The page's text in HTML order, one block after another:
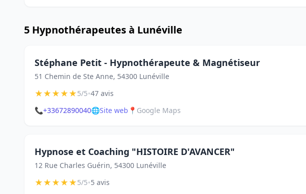
5 Hypnothérapeutes à Lunéville
Stéphane Petit - Hypnothérapeute & Magnétiseur
51 Chemin de Ste Anne, 54300 Lunéville
★★★★★5/5•47 avis
📞+33672890040🌐Site web 📍 Google Maps
Hypnose et Coaching "HISTOIRE D'AVANCER"
12 Rue Charles Guérin, 54300 Lunéville
★★★★★5/5•5 avis